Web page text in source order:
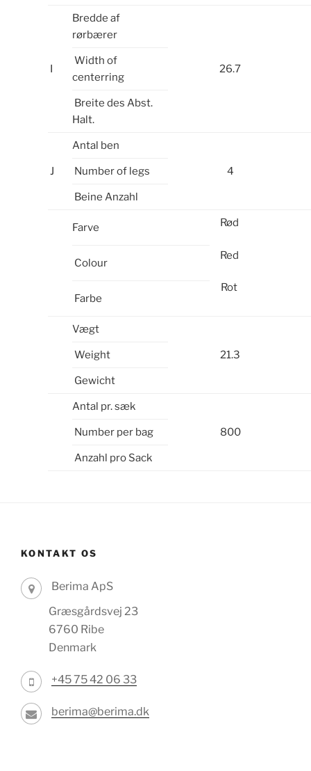
I
Bredde af
rørbærer
26.7
Width of
centerring
Breite des Abst.
Halt.
J
Antal ben
4
Number of legs
Beine Anzahl
Farve Rød
Red
Rot
Colour
Farbe
Vægt
21.3
Weight
Gewicht
Antal pr. sæk
800
Number per bag
Anzahl pro Sack
KONTAKT OS
Berima ApS
Græsgårdsvej 23
6760 Ribe
Denmark
+45 75 42 06 33
berima@berima.dk